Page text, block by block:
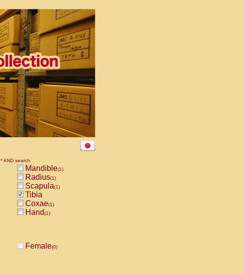
* AND search
Mandible(1)
Radius(1)
Scapula(1)
Tibia
Coxae(1)
Hand(1)
Female(0)